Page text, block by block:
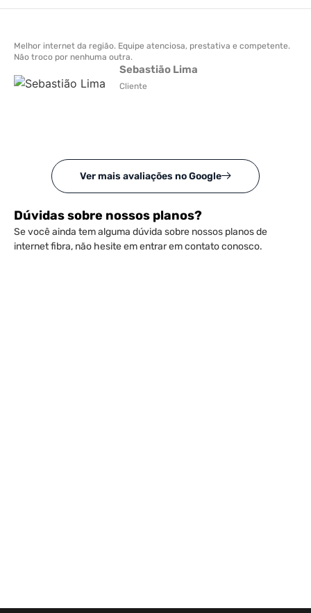
Melhor internet da região. Equipe atenciosa, prestativa e competente.
Não troco por nenhuma outra.
Sebastião Lima
Cliente
Ver mais avaliações no Google
Dúvidas sobre nossos planos?
Se você ainda tem alguma dúvida sobre nossos planos de
internet fibra, não hesite em entrar em contato conosco.